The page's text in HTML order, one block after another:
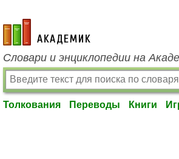
academic.ru
Словари и энциклопедии на
Толкования Переводы Книги